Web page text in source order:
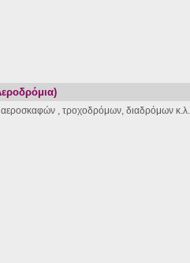
, τροχοδρόμων, διαδρόμων